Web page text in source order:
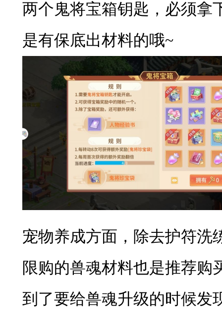
两个鬼将宝箱钥匙，必须拿
是有保底出材料的哦~
宠物养成方面，除去护符洗
限购的兽魂材料也是推荐购
到了要给兽魂升级的时候发